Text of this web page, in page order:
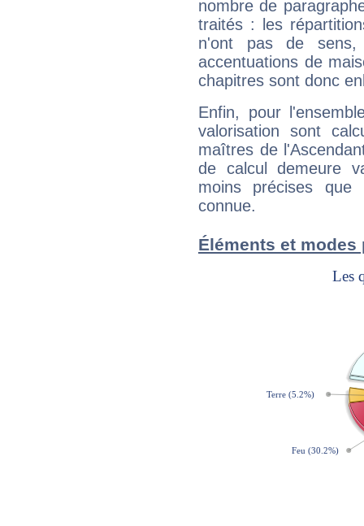
nombre de
traités : les
n'ont pas de sens,
accentuations de
chapitres sont donc
Enfin, pour
valorisation sont
maîtres de
de calcul demeure
moins précises que
connue.
Éléments et